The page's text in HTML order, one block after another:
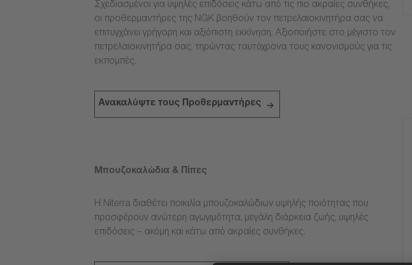
Σχεδιασμένοι για υψηλές επιδόσεις κάτω από τις πιο ακραίες συνθήκες,
οι προθερμαντήρες της NGK βοηθούν τον πετρελαιοκινητήρα σας να
επιτυγχάνει γρήγορη και αξιόπιστη εκκίνηση. Αξιοποιήστε στο μέγιστο τον
πετρελαιοκινητήρα σας, τηρώντας ταυτόχρονα τους κανονισμούς για τις
εκπομπές.
Ανακαλύψτε τους Προθερμαντήρες
Μπουζοκαλώδια & Πίπες
Η Niterra διαθέτει ποικιλία μπουζοκαλώδιων υψηλής ποιότητας που
προσφέρουν ανώτερη αγωγιμότητα, μεγάλη διάρκεια ζωής, υψηλές
επιδόσεις – ακόμη και κάτω από ακραίες συνθήκες.